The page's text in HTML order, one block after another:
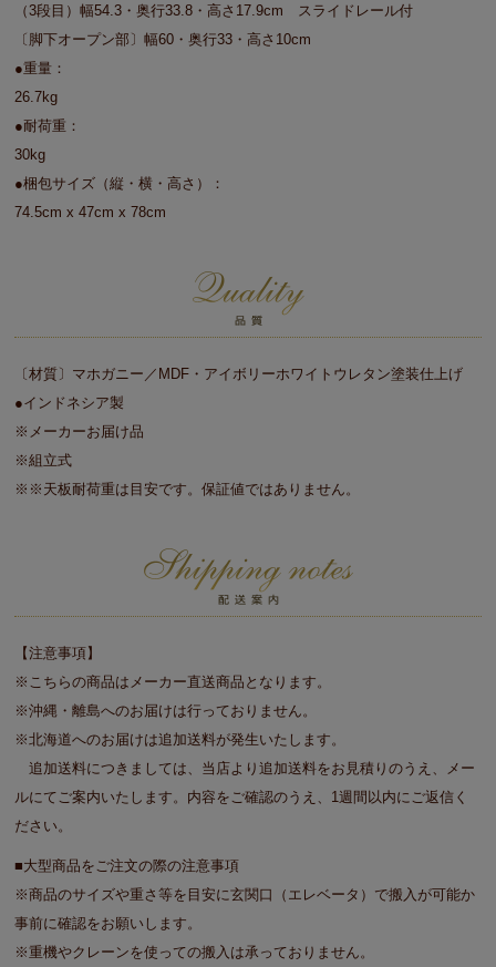
（3段目）幅54.3・奥行33.8・高さ17.9cm スライドレール付
〔脚下オープン部〕幅60・奥行33・高さ10cm
●重量：
26.7kg
●耐荷重：
30kg
●梱包サイズ（縦・横・高さ）：
74.5cm x 47cm x 78cm
〔材質〕マホガニー／MDF・アイボリーホワイトウレタン塗装仕上げ
●インドネシア製
※メーカーお届け品
※組立式
※※天板耐荷重は目安です。保証値ではありません。
【注意事項】
※こちらの商品はメーカー直送商品となります。
※沖縄・離島へのお届けは行っておりません。
※北海道へのお届けは追加送料が発生いたします。
追加送料につきましては、当店より追加送料をお見積りのうえ、メー
ルにてご案内いたします。内容をご確認のうえ、1週間以内にご返信く
ださい。
■大型商品をご注文の際の注意事項
※商品のサイズや重さ等を目安に玄関口（エレベータ）で搬入が可能か
事前に確認をお願いします。
※重機やクレーンを使っての搬入は承っておりません。